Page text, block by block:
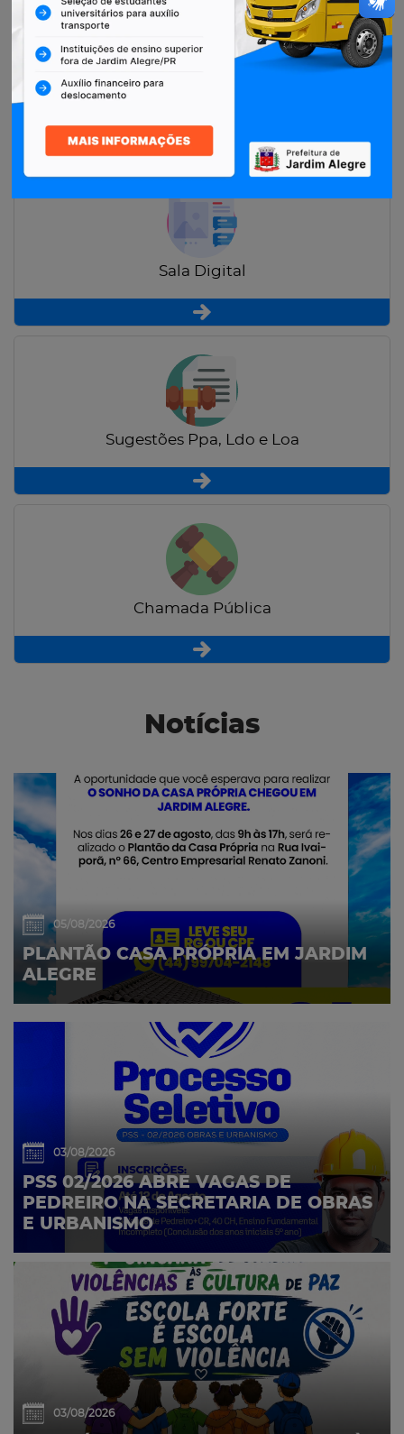
Restituição de Contribuintes
Sala Digital
Sugestões Ppa, Ldo e Loa
Chamada Pública
Notícias
05/08/2026
PLANTÃO CASA PRÓPRIA EM JARDIM
ALEGRE
03/08/2026
PSS 02/2026 ABRE VAGAS DE
PEDREIRO NA SECRETARIA DE OBRAS
E URBANISMO
03/08/2026